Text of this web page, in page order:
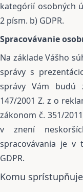
kategórií osobných
2 písm. b) GDPR.
Spracovávanie
Na základe Vášho
správy s
správy Vám budú
147/2001 Z. z o
zákonom č. 351/
v znení
spracovávania je
GDPR.
Komu